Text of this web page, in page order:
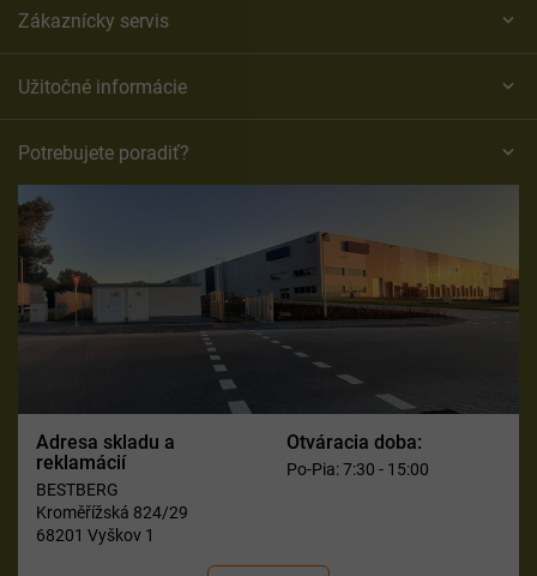
Zákaznícky servis
Užitočné informácie
Potrebujete poradiť?
Adresa skladu a
reklamácií
BESTBERG
Kroměřížská 824/29
68201 Vyškov 1
Otváracia doba:
Po-Pia: 7:30 - 15:00